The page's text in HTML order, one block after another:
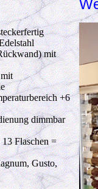
mit
+6
dimmbar
13 Flaschen =
Gusto,